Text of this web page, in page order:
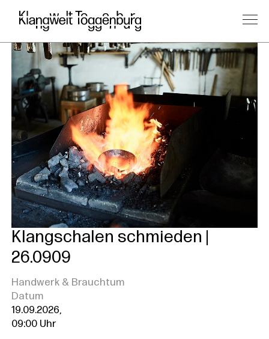
Klangschalen schmieden |
26.0909
Handwerk & Brauchtum
Datum
19.09.2026,
09:00 Uhr